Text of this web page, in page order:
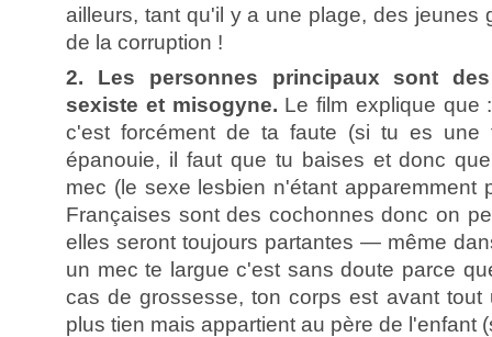
ailleurs, tant qu'il y a une plage, des jeunes
de la corruption !
2. Les personnes principaux sont
sexiste et misogyne. Le film explique que
c'est forcément de ta faute (si tu es une
épanouie, il faut que tu baises et donc
mec (le sexe lesbien n'étant apparemment
Françaises sont des cochonnes donc on
elles seront toujours partantes — même
un mec te largue c'est sans doute parce
cas de grossesse, ton corps est avant tout
plus tien mais appartient au père de l'enfant